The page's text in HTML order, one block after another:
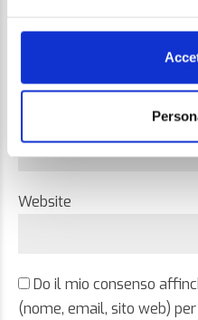
Name *
Website
Do il mio consenso
(nome, email, sito web)